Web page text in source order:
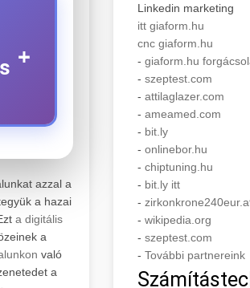
+
+
roller
+
azzal a
a hazai
a digitális
a
való
a
Linkedin marketing
itt giaform.hu
cnc giaform.hu
- giaform.hu
- szeptest.com
- attilaglazer.com
- ameamed.com
- bit.ly
- onlinebor.hu
- chiptuning.hu
- bit.ly itt
-
- wikipedia.org
- szeptest.com
- További partnereink